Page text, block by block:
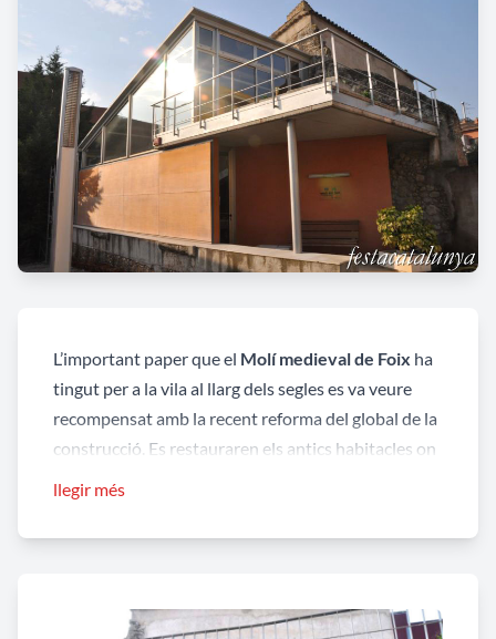
L’important paper que el Molí medieval de Foix ha
tingut per a la vila al llarg dels segles es va veure
recompensat amb la recent reforma del global de la
construcció. Es restauraren els antics habitacles on
directament del riu Foix.
que permet l’observació de les diferents parts
llegir més